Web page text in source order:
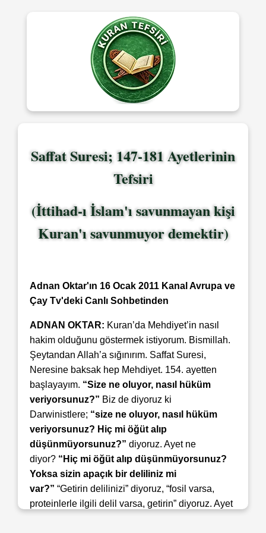
Saffat Suresi; 147-181 Ayetlerinin
Tefsiri
(İttihad-ı İslam'ı savunmayan kişi
Kuran'ı savunmuyor demektir)
Adnan Oktar'ın 16 Ocak 2011 Kanal Avrupa ve
Çay Tv'deki Canlı Sohbetinden
ADNAN OKTAR: Kuran’da Mehdiyet’in nasıl
hakim olduğunu göstermek istiyorum. Bismillah.
Şeytandan Allah’a sığınırım. Saffat Suresi,
Neresine baksak hep Mehdiyet. 154. ayetten
başlayayım. “Size ne oluyor, nasıl hüküm
veriyorsunuz?” Biz de diyoruz ki
Darwinistlere; “size ne oluyor, nasıl hüküm
veriyorsunuz? Hiç mi öğüt alıp
düşünmüyorsunuz?” diyoruz. Ayet ne
diyor? “Hiç mi öğüt alıp düşünmüyorsunuz?
Yoksa sizin apaçık bir deliliniz mi
var?” “Getirin delilinizi” diyoruz, “fosil varsa,
proteinlerle ilgili delil varsa, getirin” diyoruz. Ayet